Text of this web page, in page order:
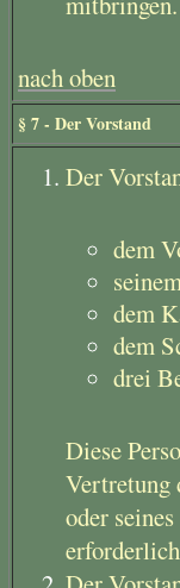
nach oben
§ 7 - Der Vorstand
Der
dem
dem
dem
drei
Diese
Vertretung
oder